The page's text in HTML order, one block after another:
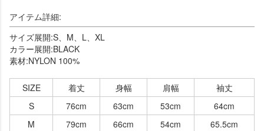
アイテム詳細:
サイズ展開:S、M、L、XL
カラー展開:BLACK
素材:NYLON 100%
SIZE 着丈 身幅 肩幅
袖丈
S
76cm 63cm 53cm
64cm
M
79cm 66cm 54cm
65.5cm